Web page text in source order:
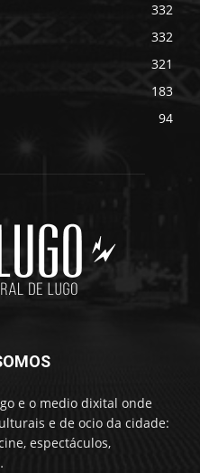
332
332
321
183
94
e o medio dixital onde
e de ocio da cidade:
espectáculos,